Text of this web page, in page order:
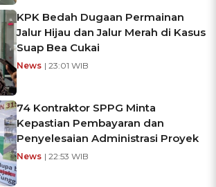
KPK Bedah Dugaan Permainan
Jalur Hijau dan Jalur Merah di Kasus
Suap Bea Cukai
News | 23:01 WIB
74 Kontraktor SPPG Minta
Kepastian Pembayaran dan
Penyelesaian Administrasi Proyek
News | 22:53 WIB